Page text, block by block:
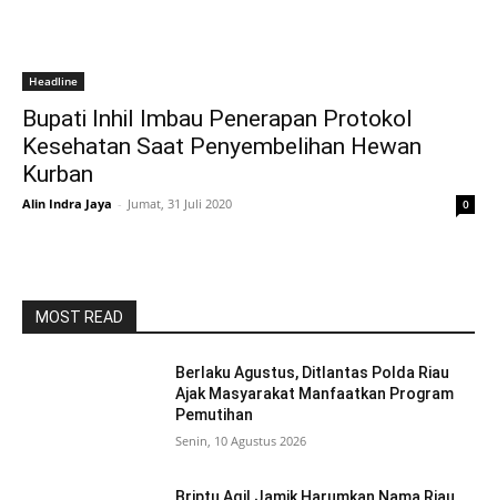
Headline
Bupati Inhil Imbau Penerapan Protokol
Kesehatan Saat Penyembelihan Hewan
Kurban
Alin Indra Jaya - Jumat, 31 Juli 2020 0
MOST READ
Berlaku Agustus, Ditlantas Polda Riau
Ajak Masyarakat Manfaatkan Program
Pemutihan
Senin, 10 Agustus 2026
Briptu Aqil Jamik Harumkan Nama Riau,